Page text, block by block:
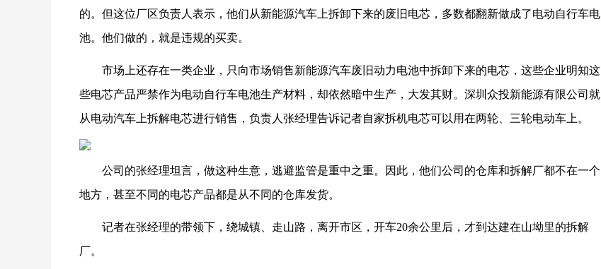
的。 但这位厂区负责人表示，他们从新能源汽车上拆卸下来的废旧电芯，多数都翻新做成了电动自行车电
池。 他们做的，就是违规的买卖。
市场上还存在一类企业， 只向市场销售新能源汽车废旧动力电池中拆卸下来的电芯， 这些企业明知这
些电芯产品严禁作为电动自行车电池生产材料，却依然暗中生产，大发其财。深圳众投新能源有限公司就
从电动汽车上拆解电芯进行销售， 负责人张经理告诉记者自家拆机电芯可以用在两轮、三轮电动车上。
公司的张经理坦言，做这种生意，逃避监管是重中之重。因此，他们公司的仓库和拆解厂都不在一个
地方，甚至不同的电芯产品都是从不同的仓库发货。
记者在张经理的带领下，绕城镇、走山路，离开市区，开车20余公里后，才到达建在山坳里的拆解
厂。